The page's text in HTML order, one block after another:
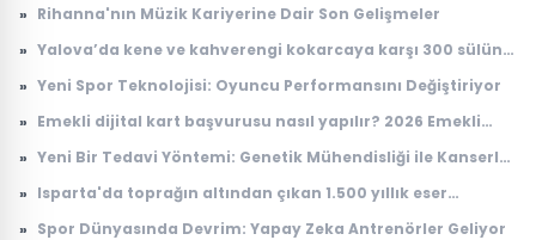
» Rihanna'nın Müzik Kariyerine Dair Son Gelişmeler
» Yalova’da kene ve kahverengi kokarcaya karşı 300 sülün
» Yeni Spor Teknolojisi: Oyuncu Performansını Değiştiriyor
» Emekli dijital kart başvurusu nasıl yapılır? 2026 Emekli
» Yeni Bir Tedavi Yöntemi: Genetik Mühendisliği ile Kanserle
» Isparta'da toprağın altından çıkan 1.500 yıllık eser
» Spor Dünyasında Devrim: Yapay Zeka Antrenörler Geliyor